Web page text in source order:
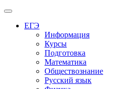
Меню
ЕГЭ
Информация
Курсы
Подготовка
Математика
Обществознание
Русский язык